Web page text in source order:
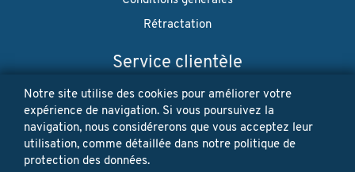
Rétractation
Service clientèle
Envoi
Newsletter
Notre site utilise des cookies pour améliorer votre
expérience de navigation. Si vous poursuivez la
navigation, nous considérerons que vous acceptez leur
utilisation, comme détaillée dans notre politique de
protection des données.